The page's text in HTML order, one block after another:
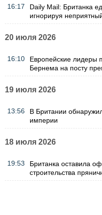
16:17
Daily Mail: Британка
игнорируя
20 июля 2026
16:10
Европейские лидеры
Бернема на посту
19 июля 2026
13:56
В Британии
империи
18 июля 2026
19:53
Британка оставила
строительства